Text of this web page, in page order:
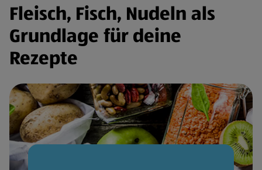
Fleisch, Fisch, Nudeln als
Grundlage für deine
Rezepte